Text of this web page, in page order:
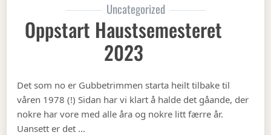
Uncategorized
Oppstart Haustsemesteret
2023
Det som no er Gubbetrimmen starta heilt tilbake til
våren 1978 (!) Sidan har vi klart å halde det gåande, der
nokre har vore med alle åra og nokre litt færre år.
Uansett er det …